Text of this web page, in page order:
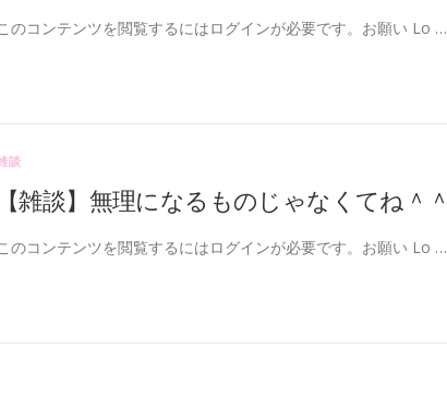
のコンテンツを閲覧するにはログインが必要です。お願い Lo …
談
【雑談】無理になるものじゃなくてね＾＾
のコンテンツを閲覧するにはログインが必要です。お願い Lo …